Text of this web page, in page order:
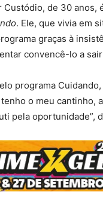
de 30 anos,
. Ele, que vivia em
graças à
convencê-lo a
programa
o meu cantinho,
pela oportunidade”,